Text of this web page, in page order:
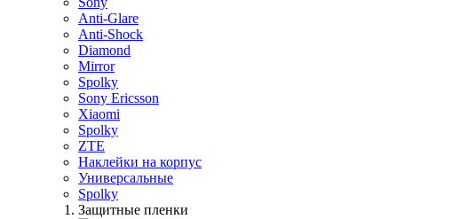
Anti-Glare
Anti-Shock
Diamond
Mirror
Spolky
Sony Ericsson
Xiaomi
Spolky
ZTE
Наклейки на корпус
Универсальные
Spolky
Защитные пленки